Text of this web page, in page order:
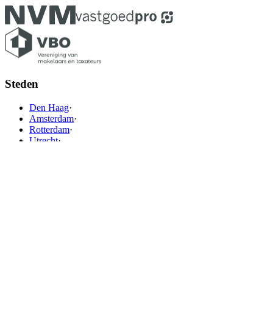
Steden
Den Haag·
Amsterdam·
Rotterdam·
Utrecht·